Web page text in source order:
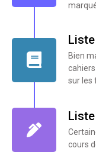
Bien
sur les
cours